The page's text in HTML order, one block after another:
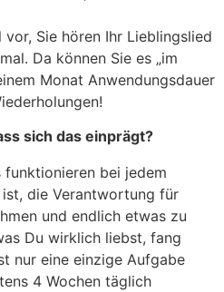
Sie hören Ihr Lieblingslied
Da können Sie es „im
Monat Anwendungsdauer
sich das einprägt?
funktionieren bei jedem
die Verantwortung für
und endlich etwas zu
Du wirklich liebst, fang
nur eine einzige Aufgabe
4 Wochen täglich